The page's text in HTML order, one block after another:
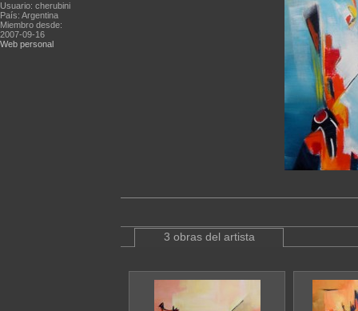
Usuario: cherubini
País: Argentina
Miembro desde:
2007-09-16
Web personal
3 obras del artista